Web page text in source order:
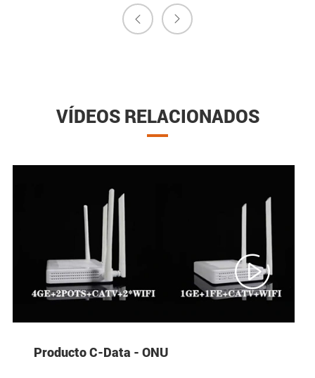
 
VÍDEOS RELACIONADOS

Producto C-Data - ONU